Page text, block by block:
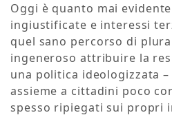
Oggi è quanto mai
ingiustificate e interessi
quel sano percorso di
ingeneroso attribuire la
una politica ideologizzata –
assieme a cittadini poco
spesso ripiegati sui propri